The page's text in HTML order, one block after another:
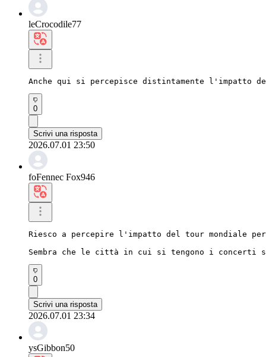
leCrocodile77
Anche qui si percepisce distintamente l'impatto
0
Scrivi una risposta
2026.07.01 23:50
foFennec Fox946
Riesco a percepire l'impatto del tour mondiale
Sembra che le città in cui si tengono i concerti
0
Scrivi una risposta
2026.07.01 23:34
ysGibbon50